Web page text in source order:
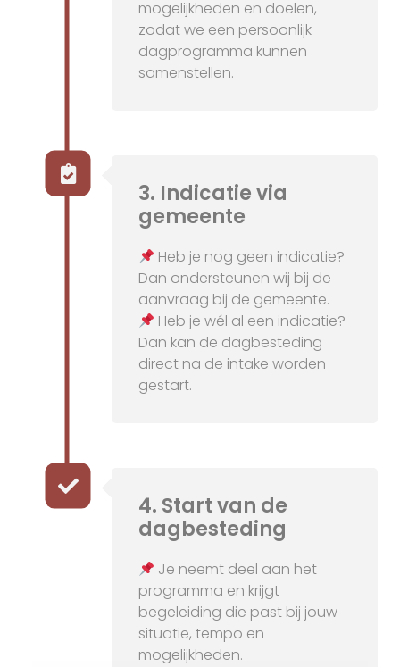
mogelijkheden en doelen,
zodat we een persoonlijk
dagprogramma kunnen
samenstellen.
3. Indicatie via
gemeente
Heb je nog geen indicatie?
Dan ondersteunen wij bij de
aanvraag bij de gemeente.
Heb je wél al een indicatie?
Dan kan de dagbesteding
direct na de intake worden
gestart.
4. Start van de
dagbesteding
Je neemt deel aan het
programma en krijgt
begeleiding die past bij jouw
situatie, tempo en
mogelijkheden.